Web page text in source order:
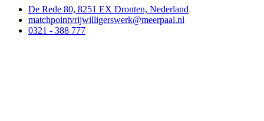
De Rede 80, 8251 EX Dronten, Nederland
matchpointvrijwilligerswerk@meerpaal.nl
0321 - 388 777